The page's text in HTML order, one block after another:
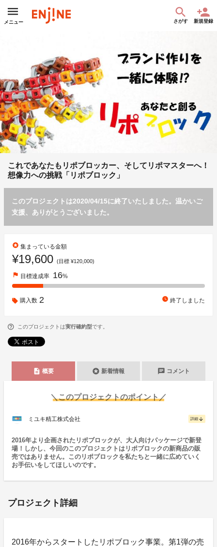
メニュー さがす 新規登録
これであなたもリポブロッカー、そしてリポマスターへ！
想像力への挑戦「リポブロック」
このプロジェクトは2020/04/15に終了いたしました。温かいご
支援、ありがとうございました。
stars 集まっている金額
¥19,600 (目標 ¥120,000)
flag 目標達成率 16%
購入数 2 watch_later 終了しました
このプロジェクトは実行確約型です。
description 概要 stars 新着情報 chat コメント
＼このプロジェクトのポイント／
ミユキ精工株式会社 詳細 arrow_downward
2016年より企画されたリポブロックが、大人向けパッケージで新登
場！しかし、今回のこのプロジェクトはリポブロックの新商品の販
売ではありません。このリポブロックを私たちと一緒に広めていく
お手伝いをしてほしいのです。
プロジェクト詳細
2016年からスタートしたリポブロック事業。第1弾の売